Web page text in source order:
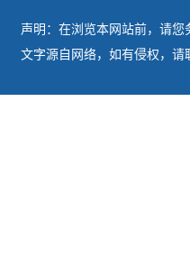
声明：在浏览本网站前，请
文字源自网络，如有侵权，请